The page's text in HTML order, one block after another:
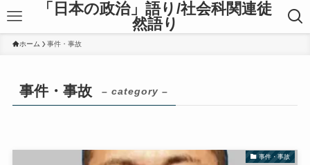
「日本の政治」語り/社会科関連徒
然語り
ホーム 事件・事故
事件・事故 – category –
事件・事故